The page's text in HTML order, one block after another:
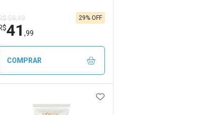
59,49
41 ,99
29% OFF
COMPRAR
FECHAR
FECHAR
AOS FAVORITOS ADICIONAR AOS